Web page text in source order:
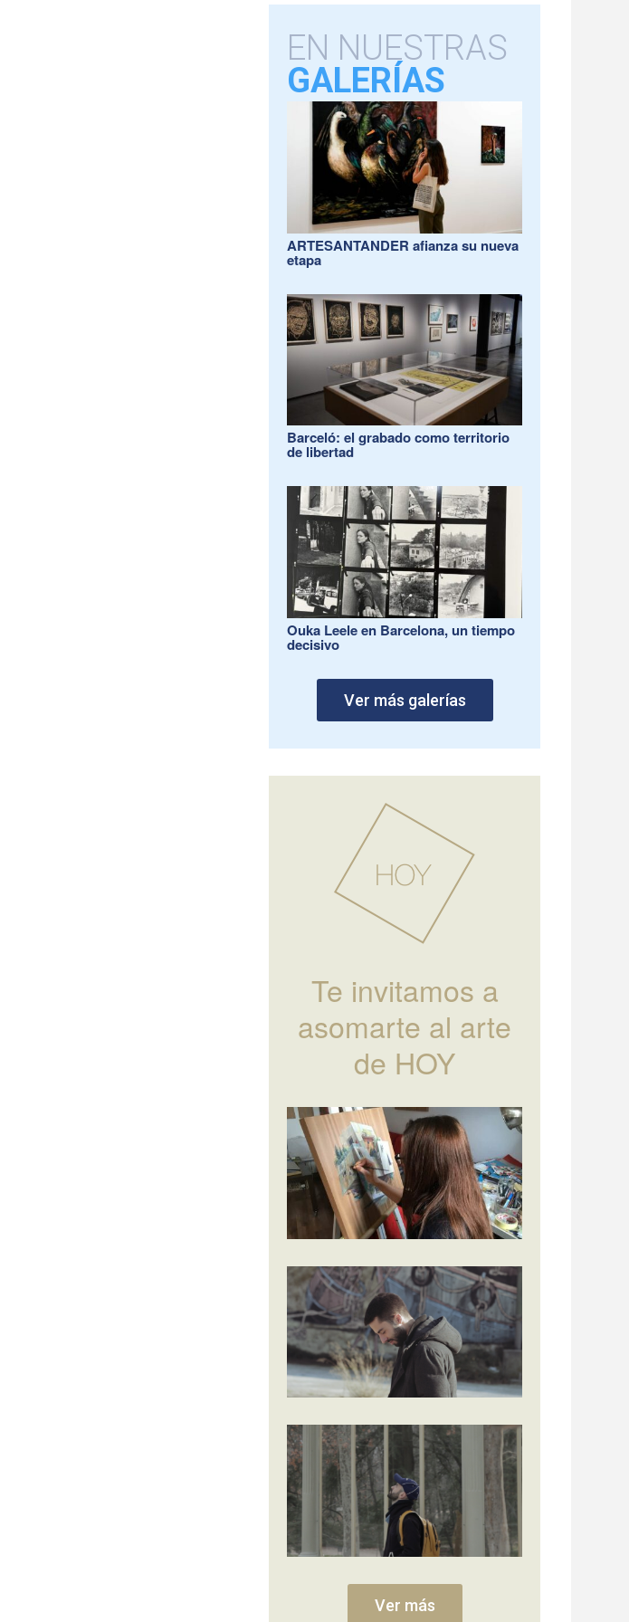
EN NUESTRAS
GALERÍAS
ARTESANTANDER afianza su nueva
etapa
Barceló: el grabado como territorio
de libertad
Ouka Leele en Barcelona, un tiempo
decisivo
Ver más galerías
Te invitamos a
asomarte al arte
de HOY
Ver más